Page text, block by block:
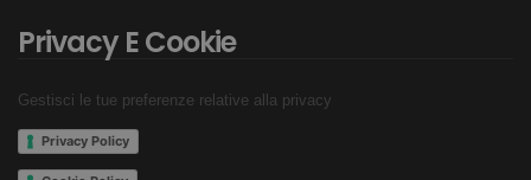
Privacy E Cookie
Gestisci le tue preferenze relative alla privacy
Privacy Policy